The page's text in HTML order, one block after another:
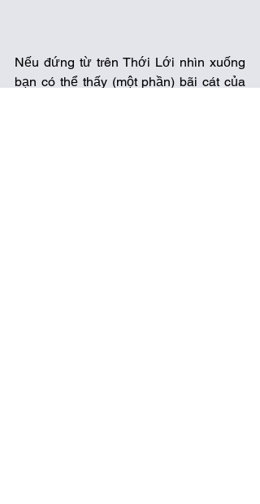
Nếu đứng từ trên Thới Lới nhìn xuống
bạn có thể thấy (một phần) bãi cát của